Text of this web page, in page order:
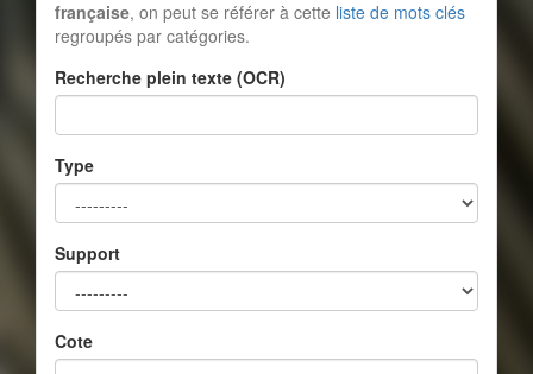
française, on peut se référer à cette liste de mots clés
regroupés par catégories.
Recherche plein texte (OCR)
Type
Support
Cote